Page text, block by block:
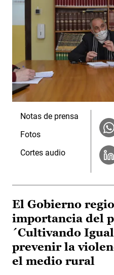
Notas de prensa
Fotos
Cortes audio
El Gobierno
importancia del
´Cultivando
prevenir la
el medio rural